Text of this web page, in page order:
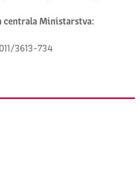
centrala Ministarstva:
011/3613-734